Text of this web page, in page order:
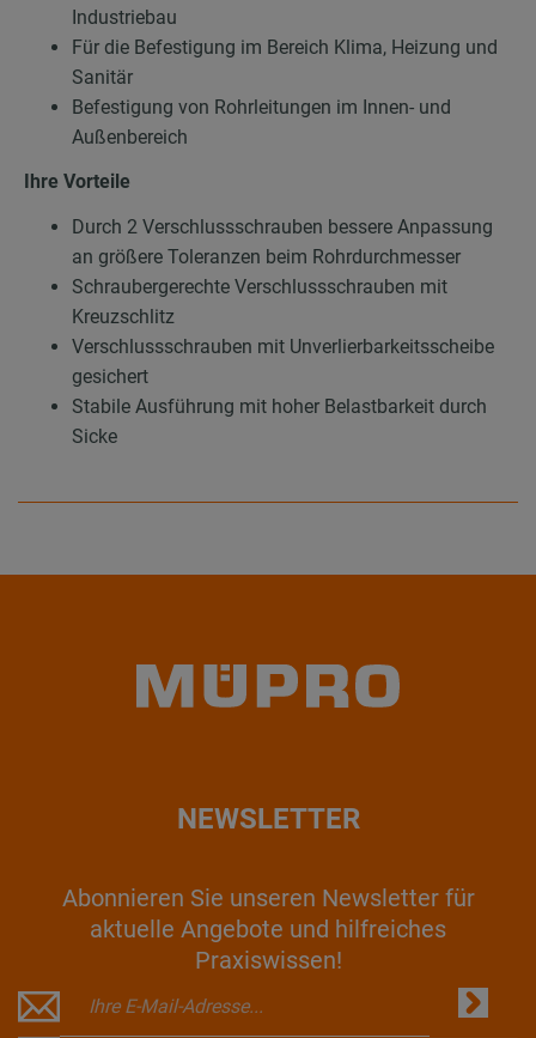
Industriebau
Für die Befestigung im Bereich Klima, Heizung und
Sanitär
Befestigung von Rohrleitungen im Innen- und
Außenbereich
Ihre Vorteile
Durch 2 Verschlussschrauben bessere Anpassung
an größere Toleranzen beim Rohrdurchmesser
Schraubergerechte Verschlussschrauben mit
Kreuzschlitz
Verschlussschrauben mit Unverlierbarkeitsscheibe
gesichert
Stabile Ausführung mit hoher Belastbarkeit durch
Sicke
NEWSLETTER
Abonnieren Sie unseren Newsletter für
aktuelle Angebote und hilfreiches
Praxiswissen!